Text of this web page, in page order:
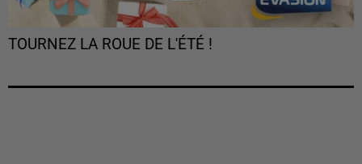
TOURNEZ LA ROUE DE L'ÉTÉ !